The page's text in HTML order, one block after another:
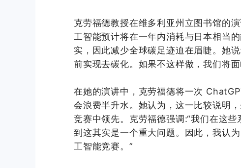
克劳福德教授在维多利亚州立图书馆的
工智能预计将在一年内消耗与日本相当
实，因此减少全球碳足迹迫在眉睫。她
前实现去碳化。如果不这样做，我们将
在她的演讲中，克劳福德将一次
会浪费半升水。她认为，这一比较说明
竞赛中领先。克劳福德强调:“我们在这
到这其实是一个重大问题。因此，我认
工智能竞赛。”